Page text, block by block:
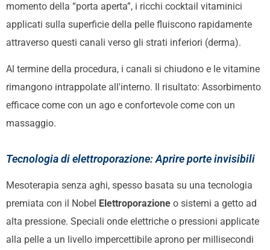
momento della “porta aperta”, i ricchi cocktail vitaminici
applicati sulla superficie della pelle fluiscono rapidamente
attraverso questi canali verso gli strati inferiori (derma).
Al termine della procedura, i canali si chiudono e le vitamine
rimangono intrappolate all'interno. Il risultato: Assorbimento
efficace come con un ago e confortevole come con un
massaggio.
Tecnologia di elettroporazione: Aprire porte invisibili
Mesoterapia senza aghi, spesso basata su una tecnologia
premiata con il Nobel Elettroporazione o sistemi a getto ad
alta pressione. Speciali onde elettriche o pressioni applicate
alla pelle a un livello impercettibile aprono per millisecondi